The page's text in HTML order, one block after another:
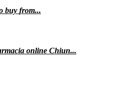
buy from...
online Chiun...